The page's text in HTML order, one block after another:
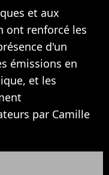
et aux
ont renforcé les
d'un
émissions en
et les
par Camille